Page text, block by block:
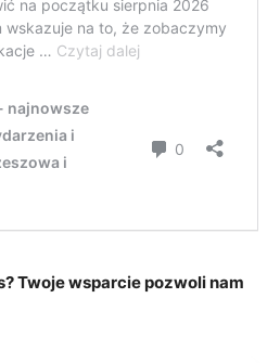
Twoje wsparcie pozwoli nam